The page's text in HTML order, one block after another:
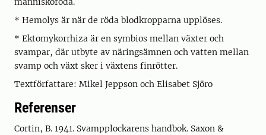
* Hemolys är när de röda blodkropparna upplöses.
* Ektomykorrhiza är en symbios mellan växter och
svampar, där utbyte av näringsämnen och vatten mellan
svamp och växt sker i växtens finrötter.
Textförfattare: Mikel Jeppson och Elisabet Sjöro
Referenser
Cortin, B. 1941. Svampplockarens handbok. Saxon &